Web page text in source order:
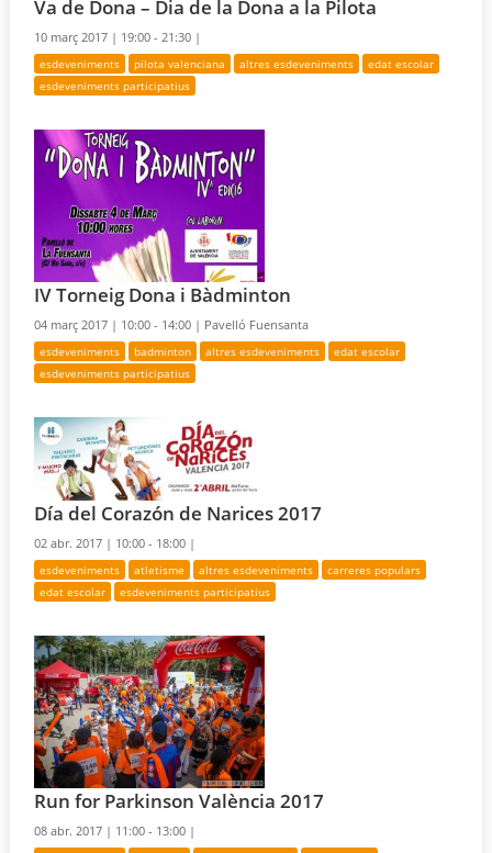
Va de Dona – Dia de la Dona a la Pilota
10 març 2017 | 19:00 - 21:30 |
esdeveniments pilota valenciana altres esdeveniments
edat escolar
esdeveniments participatius
IV Torneig Dona i Bàdminton
04 març 2017 | 10:00 - 14:00 | Pavelló Fuensanta
esdeveniments badminton altres esdeveniments
edat escolar
esdeveniments participatius
Día del Corazón de Narices 2017
02 abr. 2017 | 10:00 - 18:00 |
esdeveniments atletisme altres esdeveniments
carreres populars
edat escolar
esdeveniments participatius
Run for Parkinson València 2017
08 abr. 2017 | 11:00 - 13:00 |